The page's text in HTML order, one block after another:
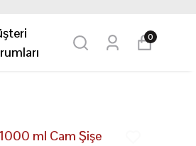
0
ml Cam Şişe